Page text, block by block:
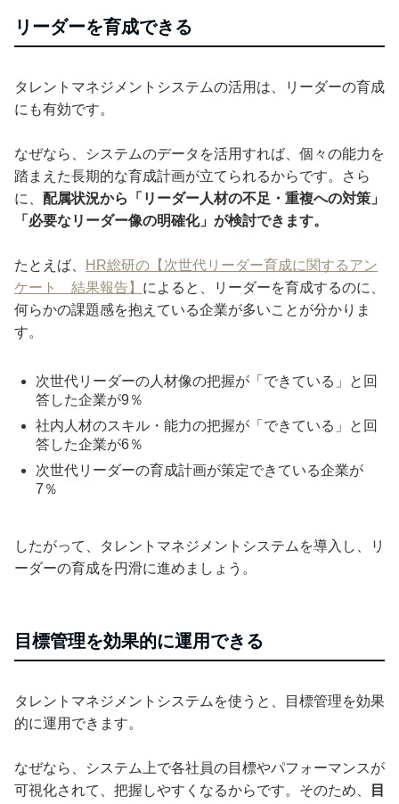
リーダーを育成できる
タレントマネジメントシステムの活用は、リーダーの育成
にも有効です。
なぜなら、システムのデータを活用すれば、個々の能力を
踏まえた長期的な育成計画が立てられるからです。さら
に、 配属状況から「リーダー人材の不足・重複への対策」
「必要なリーダー像の明確化」が検討できます。
たとえば、
HR総研の【次世代リーダー育成に関するアン
ケート 結果報告】 によると、リーダーを育成するのに、
何らかの課題感を抱えている企業が多いことが分かりま
す。
次世代リーダーの人材像の把握が「できている」と回
答した企業が9％
社内人材のスキル・能力の把握が「できている」と回
答した企業が6％
次世代リーダーの育成計画が策定できている企業が
7％
したがって、タレントマネジメントシステムを導入し、リ
ーダーの育成を円滑に進めましょう。
目標管理を効果的に運用できる
タレントマネジメントシステムを使うと、目標管理を効果
的に運用できます。
なぜなら、システム上で各社員の目標やパフォーマンスが
可視化されて、把握しやすくなるからです。そのため、
目